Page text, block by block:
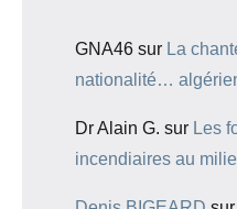
GNA46 sur La
nationalité…
Dr Alain G. sur Les
incendiaires au